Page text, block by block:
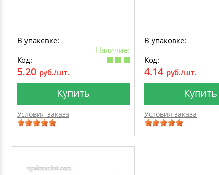
В упаковке:
Наличие:
Код:
5.20 руб./шт.
Купить
Условия заказа
В упаковке:
Код:
4.14 руб./шт.
Купить
Условия заказа